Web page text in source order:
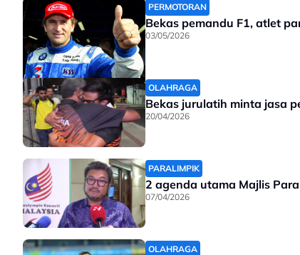
PERMOTORAN
Bekas pemandu F1, atlet
03/05/2026
OLAHRAGA
Bekas jurulatih minta jasa
20/04/2026
PARALIMPIK
2 agenda utama Majlis
07/04/2026
OLAHRAGA